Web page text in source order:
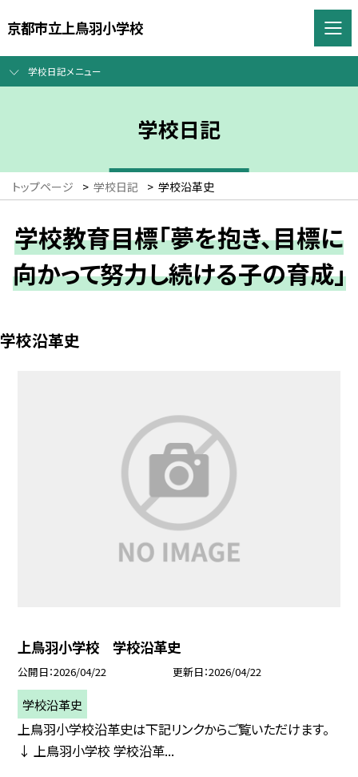
京都市立上鳥羽小学校
学校日記メニュー
学校日記
トップページ > 学校日記 > 学校沿革史
学校教育目標「夢を抱き、目標に
向かって努力し続ける子の育成」
学校沿革史
上鳥羽小学校 学校沿革史
公開日 2026/04/22 更新日 2026/04/22
学校沿革史
上鳥羽小学校沿革史は下記リンクからご覧いただけます。
↓ 上鳥羽小学校 学校沿革...